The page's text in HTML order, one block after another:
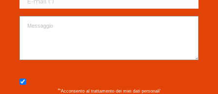
"'Acconsento al trattamento dei miei dati personali'